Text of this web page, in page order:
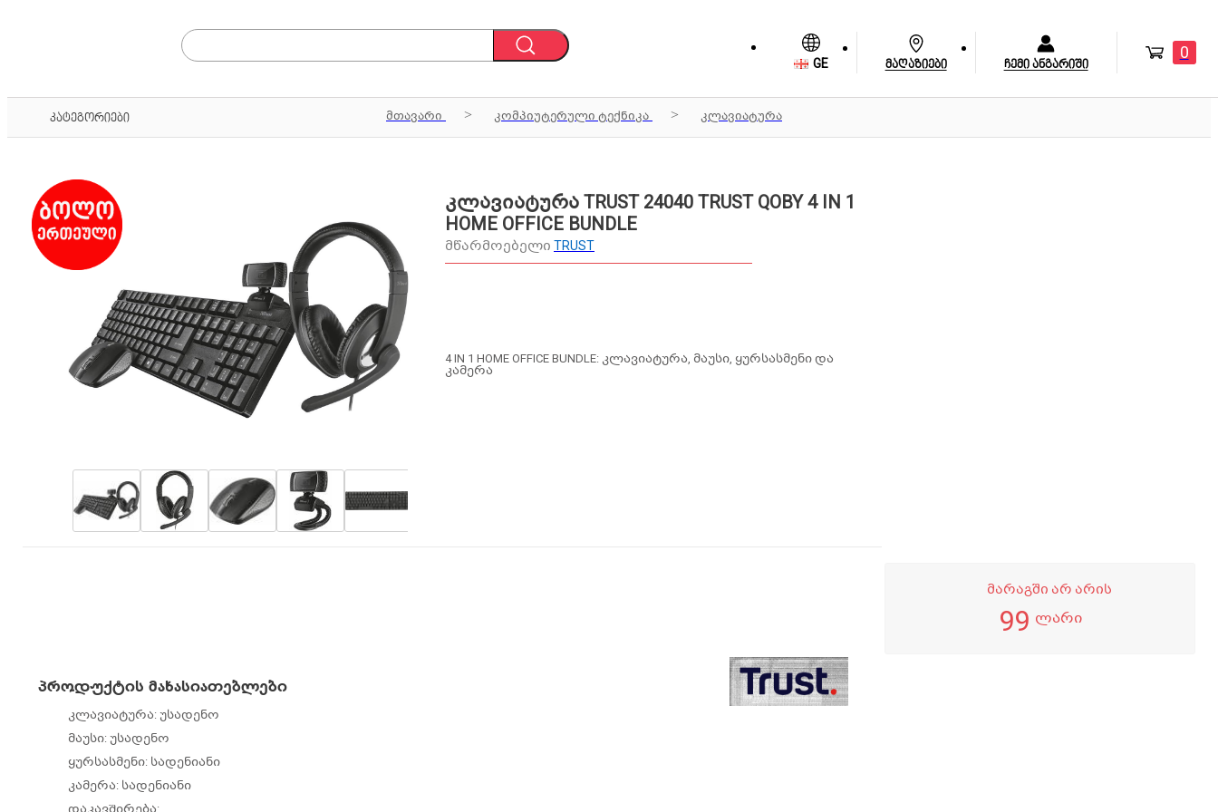
GE მაღაზიები ჩემი ანგარიში
0
კატეგორიები მთავარი კომპიუტერული ტექნიკა კლავიატურა
კლავიატურა TRUST 24040 TRUST QOBY 4 IN 1
HOME OFFICE BUNDLE
მწარმოებელი TRUST
4 IN 1 HOME OFFICE BUNDLE: კლავიატურა, მაუსი, ყურსასმენი და
კამერა
მარაგში არ არის
99 ლარი
პროდუქტის მახასიათებლები
კლავიატურა: უსადენო
მაუსი: უსადენო
ყურსასმენი: სადენიანი
კამერა: სადენიანი
დაკავშირება: